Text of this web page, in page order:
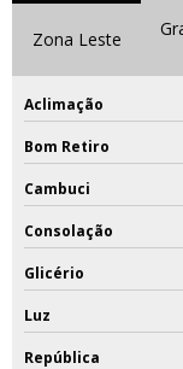
Zona Leste
Aclimação
Bom Retiro
Cambuci
Consolação
Glicério
Luz
República